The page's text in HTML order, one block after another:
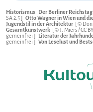
Historismus Der Berliner Reichstag
SA 2.5] Otto Wagner in Wien und
Jugendstil in der Architektur [ ©
Gesamtkunstwerk [ © J. Miers /CC
gemeinfrei ] Literatur der
gemeinfrei ] Von Leselust und